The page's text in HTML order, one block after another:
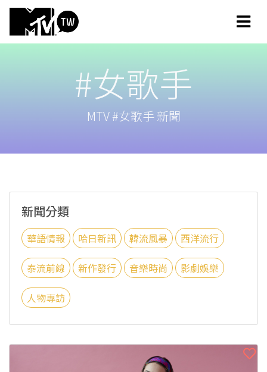
#女歌手
MTV #女歌手 新聞
新聞分類
華語情報 哈日新訊 韓流風暴 西洋流行
泰流前線 新作發行 音樂時尚 影劇娛樂
人物專訪